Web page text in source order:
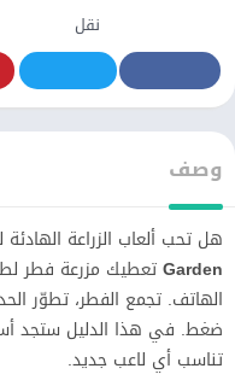
نقل
وصف
هل تحب ألعاب الزراعة
Gardenتعطيك مزرعة فطر
الهاتف. تجمع الفطر، تطوّر
ضغط. في هذا الدليل ستجد
تناسب أي لاعب جديد.